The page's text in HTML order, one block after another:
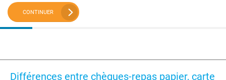
CONTINUER
Différences entre chèques-repas papier, carte